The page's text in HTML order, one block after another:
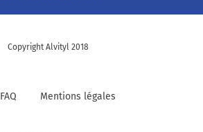
Copyright Alvityl 2018
FAQ
Mentions légales